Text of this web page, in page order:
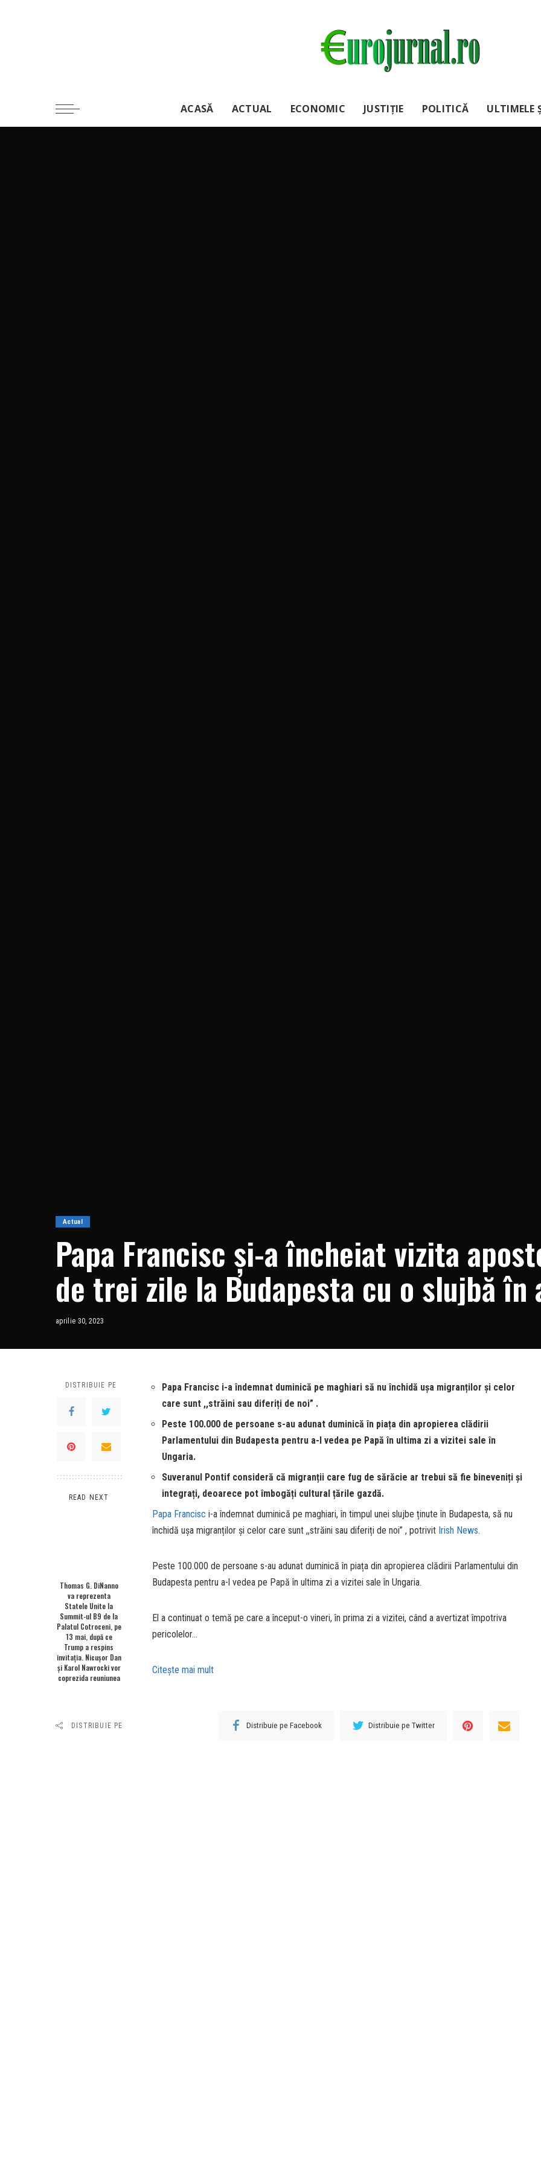
ACASĂ ACTUAL ECONOMIC JUSTIȚIE POLITICĂ ULTIMELE
Actual
Papa Francisc și-a încheiat vizita
de trei zile la Budapesta cu o slujbă în
liber. Mesajul Suveranului Pontif
aprilie 30, 2023
DISTRIBUIE PE
READ NEXT
Thomas G. DiNanno
va reprezenta
Statele Unite la
Summit-ul B9 de la
Palatul Cotroceni, pe
13 mai, după ce
Trump a respins
invitația. Nicușor Dan
și Karol Nawrocki vor
coprezida reuniunea
Papa Francisc i-a îndemnat duminică pe maghiari să nu închidă ușa migranților și celor
care sunt ,,străini sau diferiți de noi” .
Peste 100.000 de persoane s-au adunat duminică în piața din apropierea clădirii
Parlamentului din Budapesta pentru a-l vedea pe Papă în ultima zi a vizitei sale în
Ungaria.
Suveranul Pontif consideră că migranții care fug de sărăcie ar trebui să fie bineveniți și
integrați, deoarece pot îmbogăți cultural țările gazdă.
Papa Francisc i-a îndemnat duminică pe maghiari, în timpul unei slujbe ținute în Budapesta, să nu
închidă ușa migranților și celor care sunt ,,străini sau diferiți de noi” , potrivit Irish News.
Peste 100.000 de persoane s-au adunat duminică în piața din apropierea clădirii Parlamentului din
Budapesta pentru a-l vedea pe Papă în ultima zi a vizitei sale în Ungaria.
El a continuat o temă pe care a început-o vineri, în prima zi a vizitei, când a avertizat împotriva
pericolelor…
Citeşte mai mult
DISTRIBUIE PE Distribuie pe Facebook Distribuie pe Twitter